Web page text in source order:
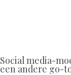
Social media-
een andere go-